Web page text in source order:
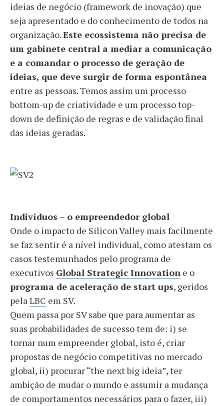
ideias de negócio (framework de inovação) que
seja apresentado e do conhecimento de todos na
organização.Este ecossistema não precisa de
um gabinete central a mediar a comunicação
e a comandar o processo de geração de
ideias, que deve surgir de forma espontânea
entre as pessoas. Temos assim um processo
bottom-up de criatividade e um processo top-
down de definição de regras e de validação final
das ideias geradas.
Indivíduos – o empreendedor global
Onde o impacto de Silicon Valley mais facilmente
se faz sentir é a nível individual, como atestam os
casos testemunhados pelo programa de
executivos Global Strategic Innovation e o
programa de aceleração de start ups, geridos
pelaLBC em SV.
Quem passa por SV sabe que para aumentar as
suas probabilidades de sucesso tem de: i) se
tornar num empreender global, isto é, criar
propostas de negócio competitivas no mercado
global, ii) procurar “the next big ideia”, ter
ambição de mudar o mundo e assumir a mudança
de comportamentos necessários para o fazer, iii)